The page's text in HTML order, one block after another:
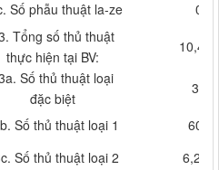
Số phẫu thuật la-ze 0
Tổng số thủ thuật
thực hiện tại BV:
10,429
Số thủ thuật loại
đặc biệt
31
Số thủ thuật loại 1
608
Số thủ thuật loại 2
6,219